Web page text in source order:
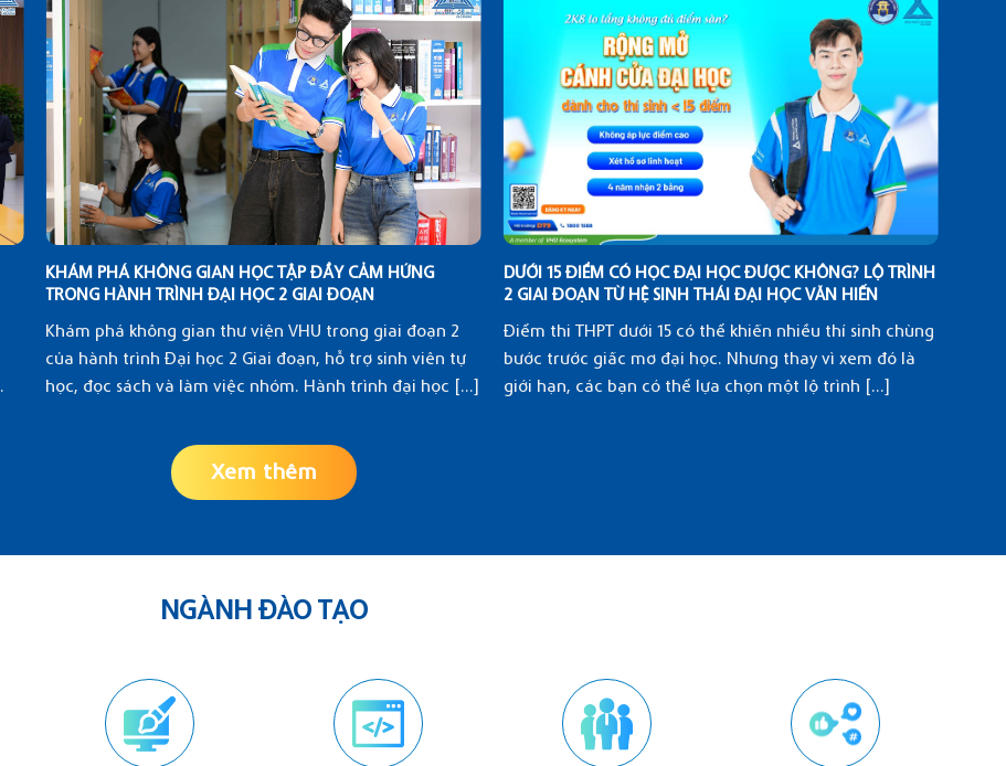
KHÁM PHÁ KHÔNG GIAN HỌC TẬP ĐẦY CẢM HỨNG
TRONG HÀNH TRÌNH ĐẠI HỌC 2 GIAI ĐOẠN
Khám phá không gian thư viện VHU trong giai đoạn 2
của hành trình Đại học 2 Giai đoạn, hỗ trợ sinh viên tự
học, đọc sách và làm việc nhóm. Hành trình đại học [...]
DƯỚI 15 ĐIỂM CÓ HỌC ĐẠI HỌC ĐƯỢC KHÔNG? LỘ TRÌNH
2 GIAI ĐOẠN TỪ HỆ SINH THÁI ĐẠI HỌC VĂN HIẾN
Điểm thi THPT dưới 15 có thể khiến nhiều thí sinh chùng
bước trước giấc mơ đại học. Nhưng thay vì xem đó là
giới hạn, các bạn có thể lựa chọn một lộ trình [...]
Xem thêm
NGÀNH ĐÀO TẠO